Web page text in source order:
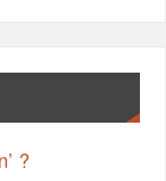
?